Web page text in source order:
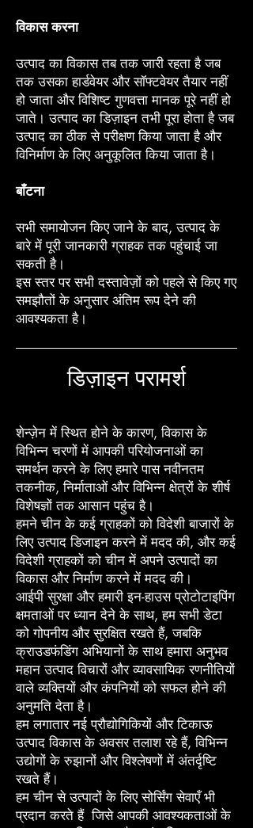
विकास करना
उत्पाद का विकास तब तक जारी रहता है जब
तक उसका हार्डवेयर और सॉफ्टवेयर तैयार नहीं
हो जाता और विशिष्ट गुणवत्ता मानक पूरे नहीं हो
जाते। उत्पाद का डिज़ाइन तभी पूरा होता है जब
उत्पाद का ठीक से परीक्षण किया जाता है और
विनिर्माण के लिए अनुकूलित किया जाता है।
बाँटना
सभी समायोजन किए जाने के बाद, उत्पाद के
बारे में पूरी जानकारी ग्राहक तक पहुंचाई जा
सकती है।
इस स्तर पर सभी दस्तावेज़ों को पहले से किए गए
समझौतों के अनुसार अंतिम रूप देने की
आवश्यकता है।
डिज़ाइन परामर्श
शेन्ज़ेन में स्थित होने के कारण, विकास के
विभिन्न चरणों में आपकी परियोजनाओं का
समर्थन करने के लिए हमारे पास नवीनतम
तकनीक, निर्माताओं और विभिन्न क्षेत्रों के शीर्ष
विशेषज्ञों तक आसान पहुंच है।
हमने चीन के कई ग्राहकों को विदेशी बाजारों के
लिए उत्पाद डिजाइन करने में मदद की, और कई
विदेशी ग्राहकों को चीन में अपने उत्पादों का
विकास और निर्माण करने में मदद की।
आईपी सुरक्षा और हमारी इन-हाउस प्रोटोटाइपिंग
क्षमताओं पर ध्यान देने के साथ, हम सभी डेटा
को गोपनीय और सुरक्षित रखते हैं, जबकि
क्राउडफंडिंग अभियानों के साथ हमारा अनुभव
महान उत्पाद विचारों और व्यावसायिक रणनीतियों
वाले व्यक्तियों और कंपनियों को सफल होने की
अनुमति देता है।
हम लगातार नई प्रौद्योगिकियों और टिकाऊ
उत्पाद विकास के अवसर तलाश रहे हैं, विभिन्न
उद्योगों के रुझानों और विश्लेषणों में अंतर्दृष्टि
रखते हैं।
हम चीन से उत्पादों के लिए सोर्सिंग सेवाएँ भी
प्रदान करते हैं जिसे आपकी आवश्यकताओं के